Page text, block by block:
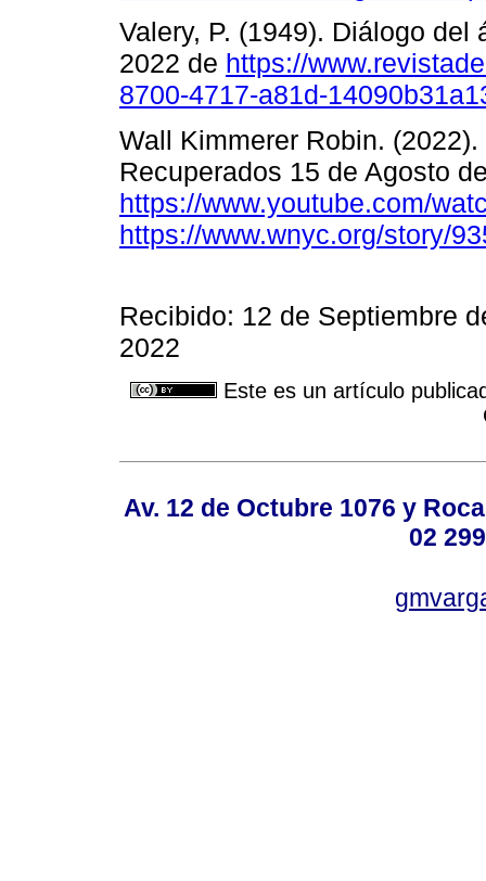
Valery, P. (1949). Diálogo
2022 de https://
8700-4717-a81d-
Wall Kimmerer Robin.
Recuperados 15 de Agosto
https://www.youtube.com/
https://www.wnyc.org/story/
Recibido: 12 de Septiembre
2022
Este es un artículo
Av. 12 de Octubre 1076 y
02